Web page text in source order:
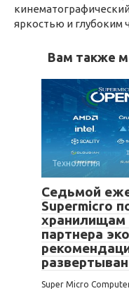
яркостью и глубоким
Вам также
Технология
Седьмой
Supermicro
хранилищам
партнера
Super Micro